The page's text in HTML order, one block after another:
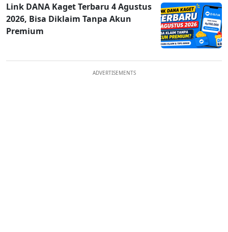
Link DANA Kaget Terbaru 4 Agustus
2026, Bisa Diklaim Tanpa Akun
Premium
ADVERTISEMENTS